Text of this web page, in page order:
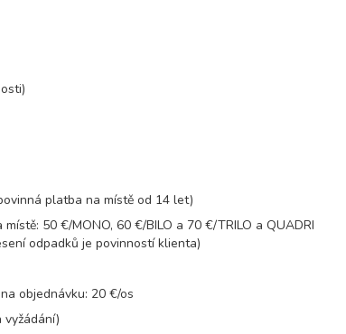
8 dní (7 nocí)
platba na místě od 14 let)
50 €/MONO, 60 €/BILO a 70 €/TRILO a QUADRI
odpadků je povinností klienta)
objednávku: 20 €/os